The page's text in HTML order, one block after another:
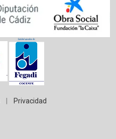
Privacidad